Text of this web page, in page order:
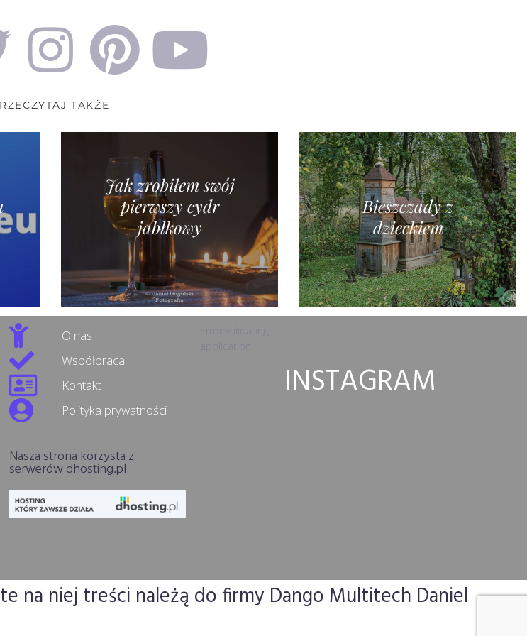
TAKŻE
Jak zrobiłem swój
pierwszy cydr
jabłkowy
Bieszczady z
dzieckiem
O nas
Współpraca
Kontakt
Polityka prywatności
Nasza strona korzysta z
serwerów dhosting.pl
INSTAGRAM
na niej treści należą do firmy Dango Multitech Daniel